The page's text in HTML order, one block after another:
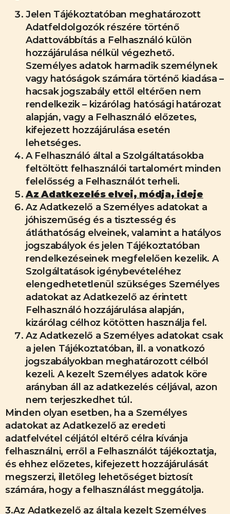
Jelen Tájékoztatóban meghatározott
Adatfeldolgozók részére történő
Adattovábbítás a Felhasználó külön
hozzájárulása nélkül végezhető.
Személyes adatok harmadik személynek
vagy hatóságok számára történő kiadása –
hacsak jogszabály ettől eltérően nem
rendelkezik – kizárólag hatósági határozat
alapján, vagy a Felhasználó előzetes,
kifejezett hozzájárulása esetén
lehetséges.
A Felhasználó által a Szolgáltatásokba
feltöltött felhasználói tartalomért minden
felelősség a Felhasználót terheli.
Az Adatkezelés elvei, módja, ideje
Az Adatkezelő a Személyes adatokat a
jóhiszeműség és a tisztesség és
átláthatóság elveinek, valamint a hatályos
jogszabályok és jelen Tájékoztatóban
rendelkezéseinek megfelelően kezelik. A
Szolgáltatások igénybevételéhez
elengedhetetlenül szükséges Személyes
adatokat az Adatkezelő az érintett
Felhasználó hozzájárulása alapján,
kizárólag célhoz kötötten használja fel.
Az Adatkezelő a Személyes adatokat csak
a jelen Tájékoztatóban, ill. a vonatkozó
jogszabályokban meghatározott célból
kezeli. A kezelt Személyes adatok köre
arányban áll az adatkezelés céljával, azon
nem terjeszkedhet túl.
Minden olyan esetben, ha a Személyes
adatokat az Adatkezelő az eredeti
adatfelvétel céljától eltérő célra kívánja
felhasználni, erről a Felhasználót tájékoztatja,
és ehhez előzetes, kifejezett hozzájárulását
megszerzi, illetőleg lehetőséget biztosít
számára, hogy a felhasználást meggátolja.
3.Az Adatkezelő az általa kezelt Személyes